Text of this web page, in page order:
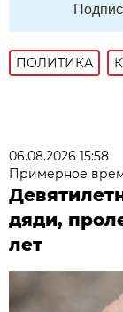
ПОЛИТИКА
06.08.2026 15:58
Примерное
дяди,
лет